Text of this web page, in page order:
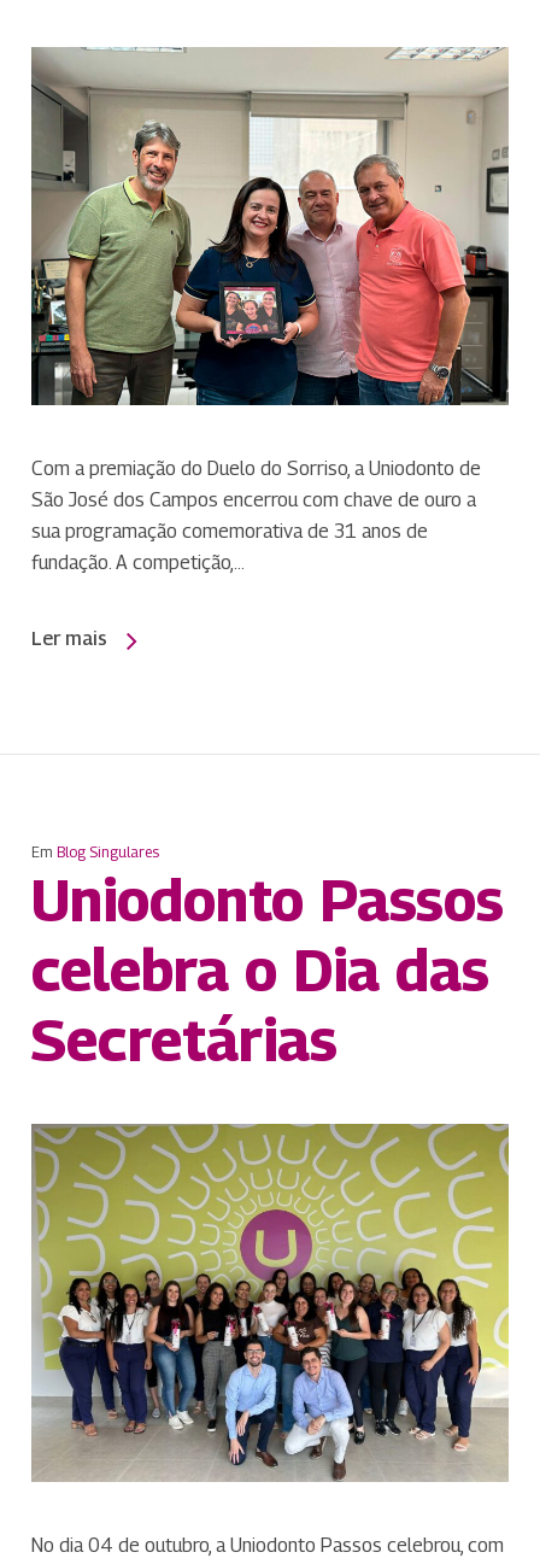
Com a premiação do Duelo do Sorriso, a Uniodonto de
São José dos Campos encerrou com chave de ouro a
sua programação comemorativa de 31 anos de
fundação. A competição,…
Ler mais
Em Blog Singulares
Uniodonto Passos
celebra o Dia das
Secretárias
No dia 04 de outubro, a Uniodonto Passos celebrou, com